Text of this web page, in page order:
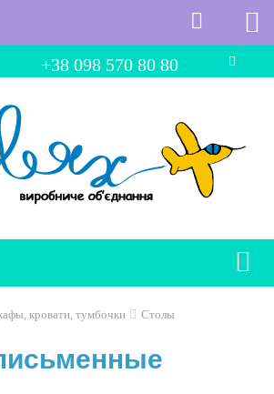
+38 098 570 80 80
кровати, тумбочки Столы